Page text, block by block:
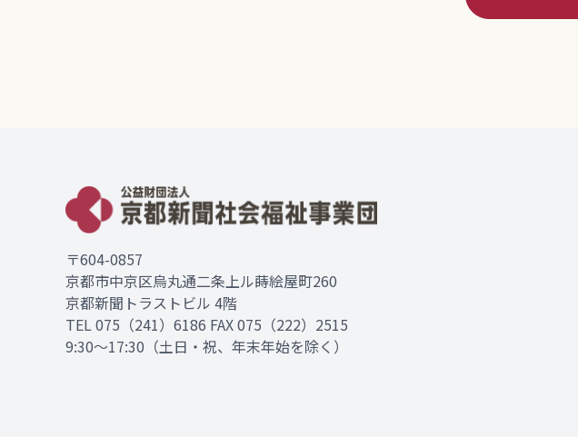
〒604-0857
京都市中京区烏丸通二条上ル蒔絵屋町260
京都新聞トラストビル 4階
TEL075（241）6186 FAX 075（222）2515
9:30～17:30（土日・祝、年末年始を除く）